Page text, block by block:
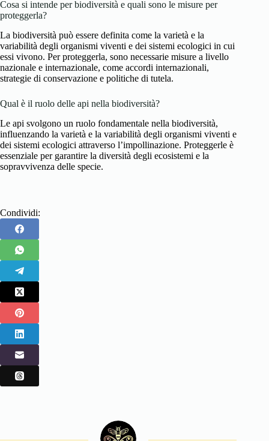
Cosa si intende per biodiversità e quali sono le misure per
proteggerla?
La biodiversità può essere definita come la varietà e la
variabilità degli organismi viventi e dei sistemi ecologici in cui
essi vivono. Per proteggerla, sono necessarie misure a livello
nazionale e internazionale, come accordi internazionali,
strategie di conservazione e politiche di tutela.
Qual è il ruolo delle api nella biodiversità?
Le api svolgono un ruolo fondamentale nella biodiversità,
influenzando la varietà e la variabilità degli organismi viventi e
dei sistemi ecologici attraverso l’impollinazione. Proteggerle è
essenziale per garantire la diversità degli ecosistemi e la
sopravvivenza delle specie.
Condividi: